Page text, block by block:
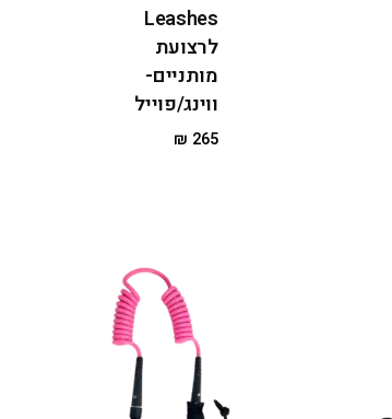
Leashes
לרצועת
מותניים-
ווינג/פוייל
₪ 265